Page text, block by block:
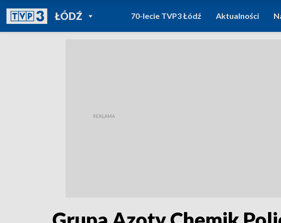
ŁÓDŹPOWRÓT DO
TVP REGIONY
70-lecie TVP3 Łódź Aktualności